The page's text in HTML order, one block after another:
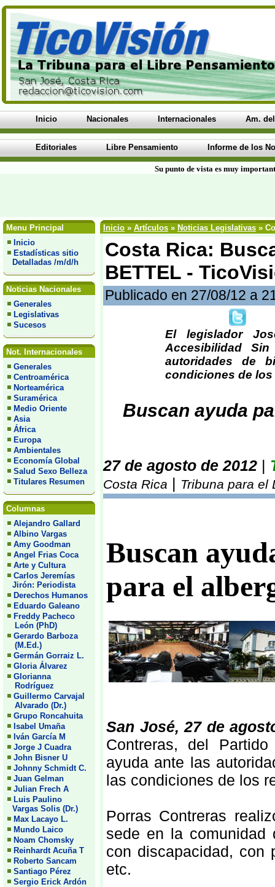
Inicio Nacionales Internacionales Am.
Editoriales Libre Pensamiento Informe de los
Su punto de vista es muy
Menu Principal
Inicio
Estadísticas sitio
Detalladas /m/d/h
Noticias Nacionales
Generales
Legislativas
Sucesos
Not. Internacionales
Generales
Centroamérica
Norteamérica
Suramérica
Medio Oriente
Asia
África
Europa
Ambientales
Economía Global
Salud Sexo Belleza
Titulares Resumen
Columnas
Alejandro Gallard
Albino Vargas
Amy Goodman
Angel Frias Coca
Arte y Cultura
Carlos Jeremías
Jirón: Periodista
Derechos Humanos
Eduardo Galeano
Freddy Pacheco
León (PhD)
Gerardo Barboza
(M.Ed.)
Germán Gorraiz L.
Gloria Álvarez
Glorianna
Rodríguez
Guillermo Carvajal
Alvarado (Dr.)
Grupo Roncahuita
Isabel Umaña
Iván García M
Jorge J Cuadra
John Bisner U
Johnny Schmidt C.
Juan Gelman
Julian Frech A
Luis Paulino
Vargas Solis (Dr.)
Max Lacayo L.
Mundo Laico
Noam Chomsky
Reinhardt Acuña T
Roberto Sancam
Santiago Pérez
Sergio Erick Ardón
Inicio » Artículos » Noticias Legislativas »
Costa Rica:
BETTEL -
Publicado en 27/08/12 a
El legislador
Accesibilidad
autoridades de
condiciones de los
Buscan ayuda
27 de agosto de 2012 |
Costa Rica | Tribuna para el
Buscan
para el
San José, 27 de
Contreras, del
ayuda ante las
las condiciones de los
Porras Contreras
sede en la comunidad
con discapacidad, con
etc.